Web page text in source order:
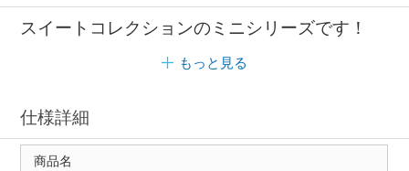
スイートコレクションのミニシリーズです！
もっと見る
仕様詳細
商品名